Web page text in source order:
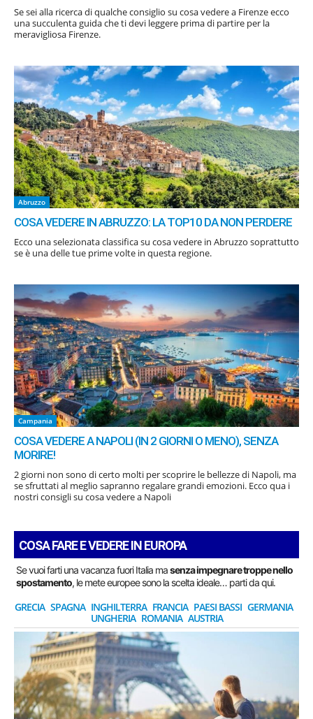
Se sei alla ricerca di qualche consiglio su cosa vedere a Firenze ecco
una succulenta guida che ti devi leggere prima di partire per la
meravigliosa Firenze.
Abruzzo
COSA VEDERE IN ABRUZZO: LA TOP10 DA NON PERDERE
Ecco una selezionata classifica su cosa vedere in Abruzzo soprattutto
se è una delle tue prime volte in questa regione.
Campania
COSA VEDERE A NAPOLI (IN 2 GIORNI O MENO), SENZA
MORIRE!
2 giorni non sono di certo molti per scoprire le bellezze di Napoli, ma
se sfruttati al meglio sapranno regalare grandi emozioni. Ecco qua i
nostri consigli su cosa vedere a Napoli
COSA FARE E VEDERE IN EUROPA
Se vuoi farti una vacanza fuori Italia masenza impegnare troppe nello
spostamento, le mete europee sono la scelta ideale… parti da qui.
GRECIA SPAGNA INGHILTERRA FRANCIA PAESI BASSI GERMANIA
UNGHERIA ROMANIA AUSTRIA